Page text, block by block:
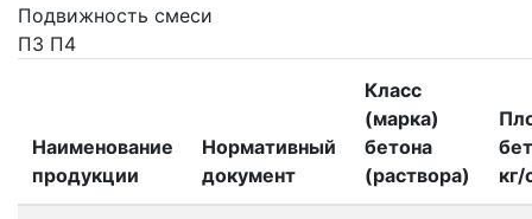
Подвижность смеси
П3 П4
Наименование
продукции
Нормативный
документ
Класс
(марка)
бетона
(раствора)
кг/